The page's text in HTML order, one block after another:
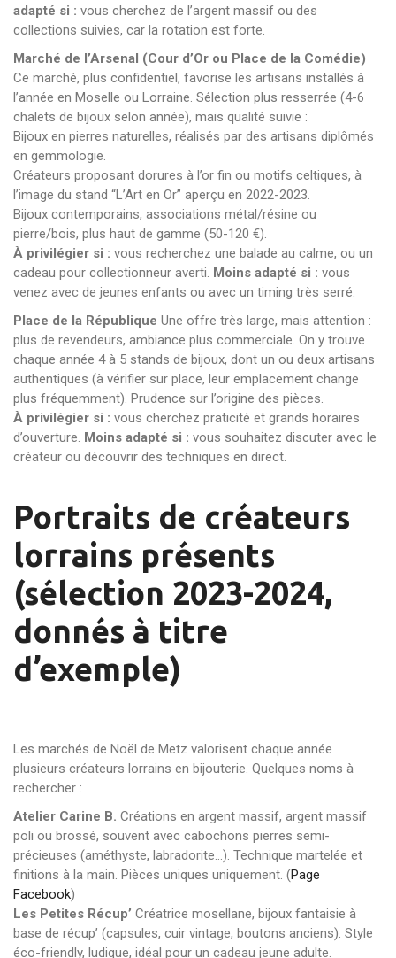
adapté si : vous cherchez de l’argent massif ou des
collections suivies, car la rotation est forte.
Marché de l’Arsenal (Cour d’Or ou Place de la Comédie)
Ce marché, plus confidentiel, favorise les artisans installés à
l’année en Moselle ou Lorraine. Sélection plus resserrée (4-6
chalets de bijoux selon année), mais qualité suivie :
Bijoux en pierres naturelles, réalisés par des artisans diplômés
en gemmologie.
Créateurs proposant dorures à l’or fin ou motifs celtiques, à
l’image du stand “L’Art en Or” aperçu en 2022-2023.
Bijoux contemporains, associations métal/résine ou
pierre/bois, plus haut de gamme (50-120 €).
À privilégier si : vous recherchez une balade au calme, ou un
cadeau pour collectionneur averti. Moins adapté si : vous
venez avec de jeunes enfants ou avec un timing très serré.
Place de la République Une offre très large, mais attention :
plus de revendeurs, ambiance plus commerciale. On y trouve
chaque année 4 à 5 stands de bijoux, dont un ou deux artisans
authentiques (à vérifier sur place, leur emplacement change
plus fréquemment). Prudence sur l’origine des pièces.
À privilégier si : vous cherchez praticité et grands horaires
d’ouverture. Moins adapté si : vous souhaitez discuter avec le
créateur ou découvrir des techniques en direct.
Portraits de créateurs
lorrains présents
(sélection 2023-2024,
donnés à titre
d’exemple)
Les marchés de Noël de Metz valorisent chaque année
plusieurs créateurs lorrains en bijouterie. Quelques noms à
rechercher :
Atelier Carine B. Créations en argent massif, argent massif
poli ou brossé, souvent avec cabochons pierres semi-
précieuses (améthyste, labradorite…). Technique martelée et
finitions à la main. Pièces uniques uniquement. (Page
Facebook)
Les Petites Récup’ Créatrice mosellane, bijoux fantaisie à
base de récup’ (capsules, cuir vintage, boutons anciens). Style
éco-friendly, ludique, idéal pour un cadeau jeune adulte.